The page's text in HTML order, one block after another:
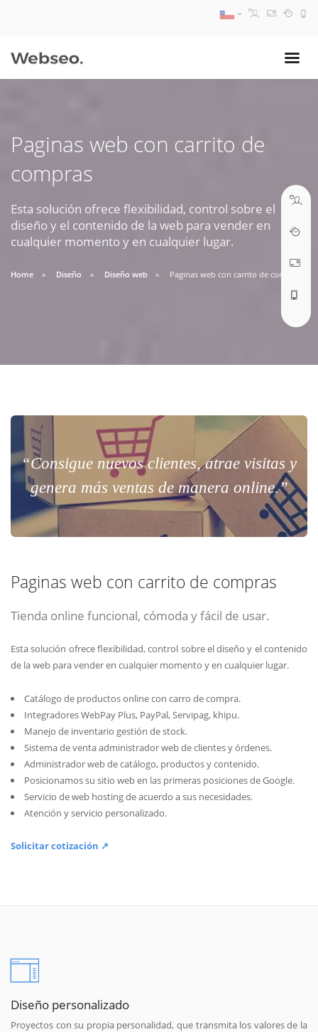
Paginas web con carrito de
compras
Esta solución ofrece flexibilidad, control sobre el
diseño y el contenido de la web para vender en
cualquier momento y en cualquier lugar.
Home Diseño Diseño web Paginas web con carrito de compras
“Consigue nuevos clientes, atrae visitas y
genera más ventas de manera online.”
Paginas web con carrito de compras
Tienda online funcional, cómoda y fácil de usar.
Esta solución ofrece flexibilidad, control sobre el diseño y el contenido
de la web para vender en cualquier momento y en cualquier lugar.
Catálogo de productos online con carro de compra.
Integradores WebPay Plus, PayPal, Servipag, khipu.
Manejo de inventario gestión de stock.
Sistema de venta administrador web de clientes y órdenes.
Administrador web de catálogo, productos y contenido.
Posicionamos su sitio web en las primeras posiciones de Google.
Servicio de web hosting de acuerdo a sus necesidades.
Atención y servicio personalizado.
Solicitar cotización ↗
Diseño personalizado
Proyectos con su propia personalidad, que transmita los valores de la
09:30 AM A 18:30 PM
ABRIR TICKET